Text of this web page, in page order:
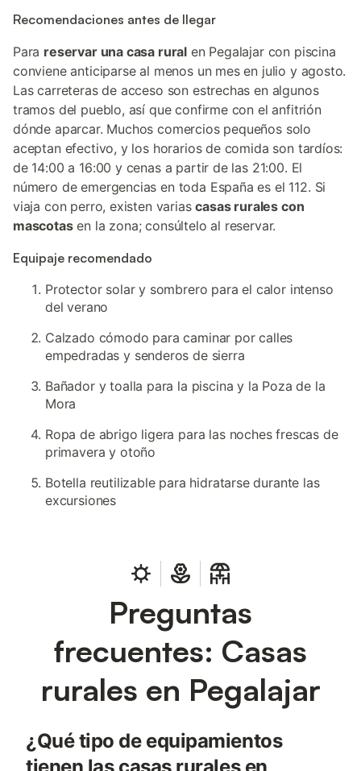
Recomendaciones antes de llegar
Para reservar una casa rural en Pegalajar con piscina
conviene anticiparse al menos un mes en julio y agosto.
Las carreteras de acceso son estrechas en algunos
tramos del pueblo, así que confirme con el anfitrión
dónde aparcar. Muchos comercios pequeños solo
aceptan efectivo, y los horarios de comida son tardíos:
de 14:00 a 16:00 y cenas a partir de las 21:00. El
número de emergencias en toda España es el 112. Si
viaja con perro, existen variascasas rurales con
mascotasen la zona; consúltelo al reservar.
Equipaje recomendado
Protector solar y sombrero para el calor intenso
del verano
Calzado cómodo para caminar por calles
empedradas y senderos de sierra
Bañador y toalla para la piscina y la Poza de la
Mora
Ropa de abrigo ligera para las noches frescas de
primavera y otoño
Botella reutilizable para hidratarse durante las
excursiones
Preguntas
frecuentes: Casas
rurales en Pegalajar
¿Qué tipo de equipamientos